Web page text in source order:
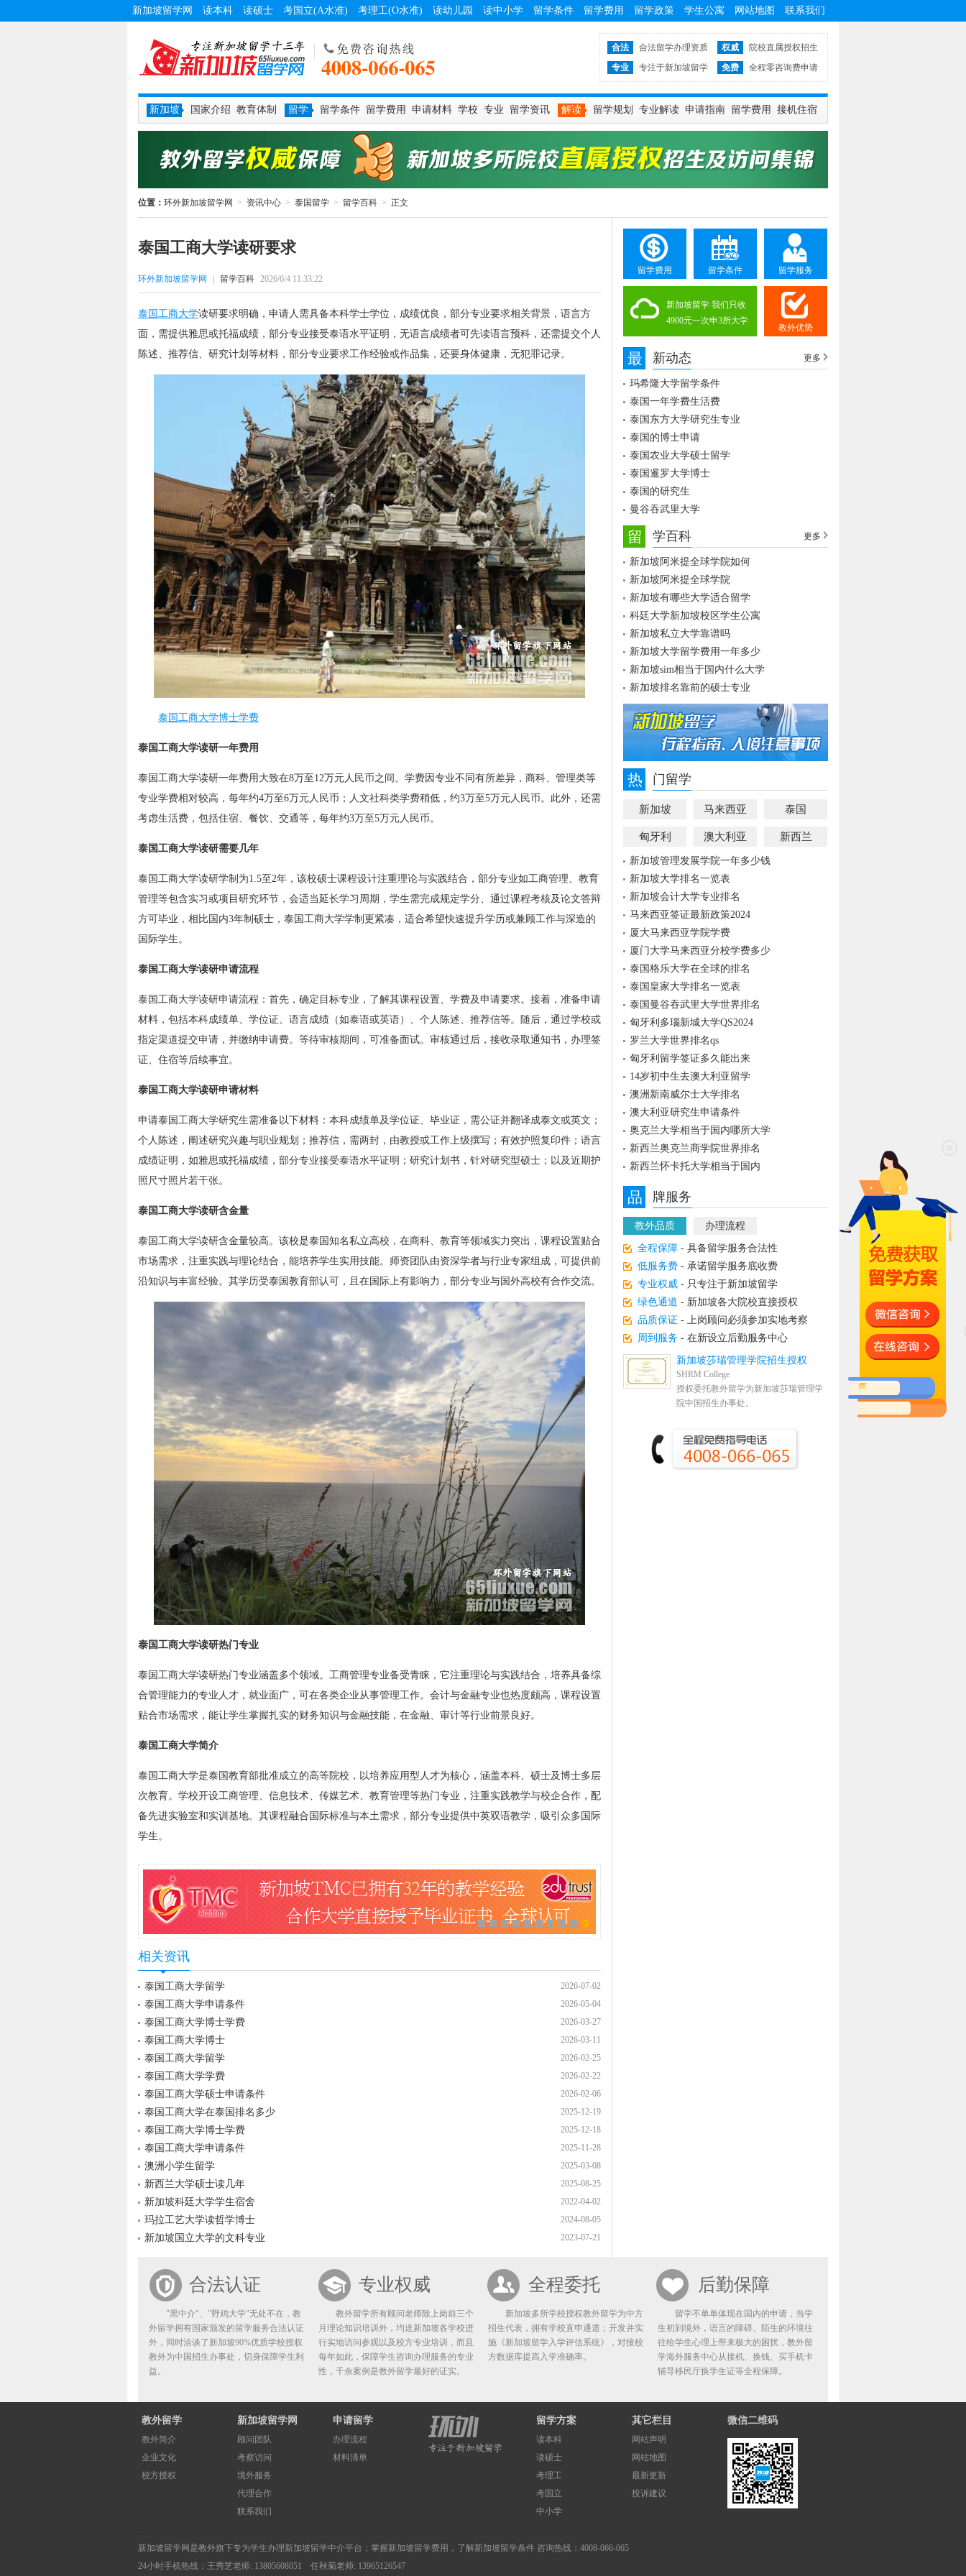
新加坡留学网 读本科 读硕士 考国立(A水准) 考理工(O水准) 读幼儿园 读中小学 留学条件 留学费用 留学政策 学生公寓 网站地图 联系我们
合法 合法留学办理资质 权威
院校直属授权招生
专业
专注于新加坡留学 免费 全程零咨询费申请
新加坡 国家介绍 教育体制 留学 留学条件 留学费用 申请材料 学校 专业 留学资讯 解读 留学规划 专业解读 申请指南 留学费用 接机住宿
位置： 环外新加坡留学网 > 资讯中心 > 泰国留学 > 留学百科 > 正文
泰国工商大学读研要求
环外新加坡留学网 留学百科 2026/6/4 11:33:22
泰国工商大学读研要求明确，申请人需具备本科学士学位，成绩优良，部分专业要求相关背景，语言方
面，需提供雅思或托福成绩，部分专业接受泰语水平证明，无语言成绩者可先读语言预科，还需提交个人
陈述、推荐信、研究计划等材料，部分专业要求工作经验或作品集，还要身体健康，无犯罪记录。
泰国工商大学博士学费
泰国工商大学读研一年费用
泰国工商大学读研一年费用大致在8万至12万元人民币之间。学费因专业不同有所差异，商科、管理类等
专业学费相对较高，每年约4万至6万元人民币；人文社科类学费稍低，约3万至5万元人民币。此外，还需
考虑生活费，包括住宿、餐饮、交通等，每年约3万至5万元人民币。
泰国工商大学读研需要几年
泰国工商大学读研学制为1.5至2年，该校硕士课程设计注重理论与实践结合，部分专业如工商管理、教育
管理等包含实习或项目研究环节，会适当延长学习周期，学生需完成规定学分、通过课程考核及论文答辩
方可毕业，相比国内3年制硕士，泰国工商大学学制更紧凑，适合希望快速提升学历或兼顾工作与深造的
国际学生。
泰国工商大学读研申请流程
泰国工商大学读研申请流程：首先，确定目标专业，了解其课程设置、学费及申请要求。接着，准备申请
材料，包括本科成绩单、学位证、语言成绩（如泰语或英语）、个人陈述、推荐信等。随后，通过学校或
指定渠道提交申请，并缴纳申请费。等待审核期间，可准备面试。审核通过后，接收录取通知书，办理签
证、住宿等后续事宜。
泰国工商大学读研申请材料
申请泰国工商大学研究生需准备以下材料：本科成绩单及学位证、毕业证，需公证并翻译成泰文或英文；
个人陈述，阐述研究兴趣与职业规划；推荐信，需两封，由教授或工作上级撰写；有效护照复印件；语言
成绩证明，如雅思或托福成绩，部分专业接受泰语水平证明；研究计划书，针对研究型硕士；以及近期护
照尺寸照片若干张。
泰国工商大学读研含金量
泰国工商大学读研含金量较高。该校是泰国知名私立高校，在商科、教育等领域实力突出，课程设置贴合
市场需求，注重实践与理论结合，能培养学生实用技能。师资团队由资深学者与行业专家组成，可提供前
沿知识与丰富经验。其学历受泰国教育部认可，且在国际上有影响力，部分专业与国外高校有合作交流。
泰国工商大学读研热门专业
泰国工商大学读研热门专业涵盖多个领域。工商管理专业备受青睐，它注重理论与实践结合，培养具备综
合管理能力的专业人才，就业面广，可在各类企业从事管理工作。会计与金融专业也热度颇高，课程设置
贴合市场需求，能让学生掌握扎实的财务知识与金融技能，在金融、审计等行业前景良好。
泰国工商大学简介
泰国工商大学是泰国教育部批准成立的高等院校，以培养应用型人才为核心，涵盖本科、硕士及博士多层
次教育。学校开设工商管理、信息技术、传媒艺术、教育管理等热门专业，注重实践教学与校企合作，配
备先进实验室和实训基地。其课程融合国际标准与本土需求，部分专业提供中英双语教学，吸引众多国际
学生。
相关资讯
2026-07-02
泰国工商大学留学
2026-05-04
泰国工商大学申请条件
2026-03-27
泰国工商大学博士学费
2026-03-11
泰国工商大学博士
2026-02-25
泰国工商大学留学
2026-02-22
泰国工商大学学费
2026-02-06
泰国工商大学硕士申请条件
2025-12-19
泰国工商大学在泰国排名多少
2025-12-18
泰国工商大学博士学费
2025-11-28
泰国工商大学申请条件
2025-03-08
澳洲小学生留学
2025-08-25
新西兰大学硕士读几年
2022-04-02
新加坡科廷大学学生宿舍
2024-08-05
玛拉工艺大学读哲学博士
2023-07-21
新加坡国立大学的文科专业
留学费用 留学条件 留学服务
新加坡留学 我们只收
4900元一次申3所大学
教外优势
最 新动态 更多
玛希隆大学留学条件
泰国一年学费生活费
泰国东方大学研究生专业
泰国的博士申请
泰国农业大学硕士留学
泰国暹罗大学博士
泰国的研究生
曼谷吞武里大学
留 学百科 更多
新加坡阿米提全球学院如何
新加坡阿米提全球学院
新加坡有哪些大学适合留学
科廷大学新加坡校区学生公寓
新加坡私立大学靠谱吗
新加坡大学留学费用一年多少
新加坡sim相当于国内什么大学
新加坡排名靠前的硕士专业
热 门留学
新加坡 马来西亚 泰国
匈牙利 澳大利亚 新西兰
新加坡管理发展学院一年多少钱
新加坡大学排名一览表
新加坡会计大学专业排名
马来西亚签证最新政策2024
厦大马来西亚学院学费
厦门大学马来西亚分校学费多少
泰国格乐大学在全球的排名
泰国皇家大学排名一览表
泰国曼谷吞武里大学世界排名
匈牙利多瑙新城大学QS2024
罗兰大学世界排名qs
匈牙利留学签证多久能出来
14岁初中生去澳大利亚留学
澳洲新南威尔士大学排名
澳大利亚研究生申请条件
奥克兰大学相当于国内哪所大学
新西兰奥克兰商学院世界排名
新西兰怀卡托大学相当于国内
品 牌服务
教外品质 办理流程
全程保障 - 具备留学服务合法性
低服务费 - 承诺留学服务底收费
专业权威 - 只专注于新加坡留学
绿色通道 - 新加坡各大院校直接授权
品质保证 - 上岗顾问必须参加实地考察
周到服务 - 在新设立后勤服务中心
合法认证
"黑中介"、"野鸡大学"无处不在，教
外留学拥有国家颁发的留学服务合法认证
外，同时洽谈了新加坡90%优质学校授权
教外为中国招生办事处，切身保障学生利
益。
专业权威
教外留学所有顾问老师除上岗前三个
月理论知识培训外，均送新加坡各学校进
行实地访问参观以及校方专业培训，而且
每年如此，保障学生咨询办理服务的专业
性，千余案例是教外留学最好的证实。
全程委托
新加坡多所学校授权教外留学为中方
招生代表，拥有学校直申通道；开发并实
施《新加坡留学入学评估系统》，对接校
方数据库提高入学准确率。
后勤保障
留学不单单体现在国内的申请，当学
生初到境外，语言的障碍、陌生的环境往
往给学生心理上带来极大的困扰，教外留
学海外服务中心从接机、换钱、买手机卡
辅导移民厅换学生证等全程保障。
教外留学
教外简介
企业文化
校方授权
新加坡留学网
顾问团队
考察访问
境外服务
代理合作
联系我们
申请留学
办理流程
材料清单
留学方案
读本科
读硕士
考理工
考国立
中小学
其它栏目
网站声明
网站地图
最新更新
投诉建议
微信二维码
新加坡留学网 是教外旗下专为学生办理新加坡留学中介平台；掌握新加坡留学费用 ，了解新加坡留学条件 咨询热线：4008-066-065
24小时手机热线： 王秀芝老师: 13805608051 任秋菊老师: 13965126547